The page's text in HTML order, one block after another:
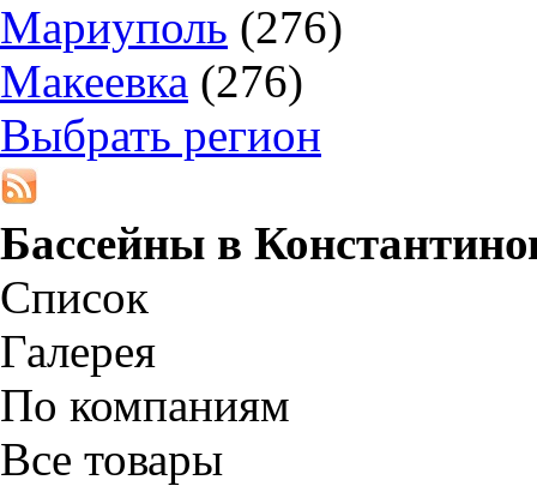
Мариуполь (276)
Макеевка (276)
Выбрать регион
Бассейны в
Список
Галерея
По компаниям
Все товары